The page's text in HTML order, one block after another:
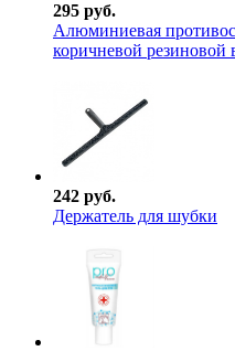
295 руб.
Алюминиевая
коричневой резиновой
242 руб.
Держатель для шубки